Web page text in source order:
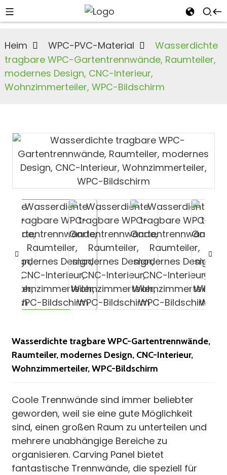
Heim WPC-PVC-Material
Wasserdichte
tragbare WPC-Gartentrennwände, Raumteiler,
modernes Design, CNC-Interieur,
Wohnzimmerteiler, WPC-Bildschirm
Wasserdichte tragbare WPC-Gartentrennwände,
Raumteiler, modernes Design, CNC-Interieur,
Wohnzimmerteiler, WPC-Bildschirm
Coole Trennwände sind immer beliebter
geworden, weil sie eine gute Möglichkeit
sind, einen großen Raum zu unterteilen und
mehrere unabhängige Bereiche zu
organisieren. Carving Panel bietet
fantastische Trennwände, die speziell für